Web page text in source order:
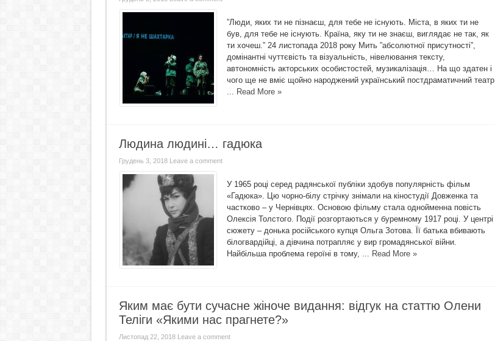
”Люди, яких ти не пізнаєш, для тебе не існують. Міста, в яких ти не
був, для тебе не існують. Країна, яку ти не знаєш, виглядає не так, як
ти хочеш.” 24 листопада 2018 року Мить ”абсолютної присутності”,
домінантні чуттєвість та візуальність, нівелювання тексту,
автономність акторських особистостей, музикалізація… На що здатен і
чого ще не вміє щойно народжений український постдраматичний театр
... Read More »
Людина людині… гадюка
Грудень 3, 2018 Leave a comment
У 1965 році серед радянської публіки здобув популярність фільм
«Гадюка». Цю чорно-білу стрічку знімали на кіностудії Довженка та
частково – у Чернівцях. Основою фільму стала однойменна повість
Олексія Толстого. Події розгортаються у буремному 1917 році. У центрі
сюжету – донька російського купця Ольга Зотова. Її батька вбивають
білогвардійці, а дівчина потрапляє у вир громадянської війни.
Найбільша проблема героїні в тому, ... Read More »
Яким має бути сучасне жіноче видання: відгук на статтю Олени
Теліги «Якими нас прагнете?»
Листопад 22, 2018 Leave a comment